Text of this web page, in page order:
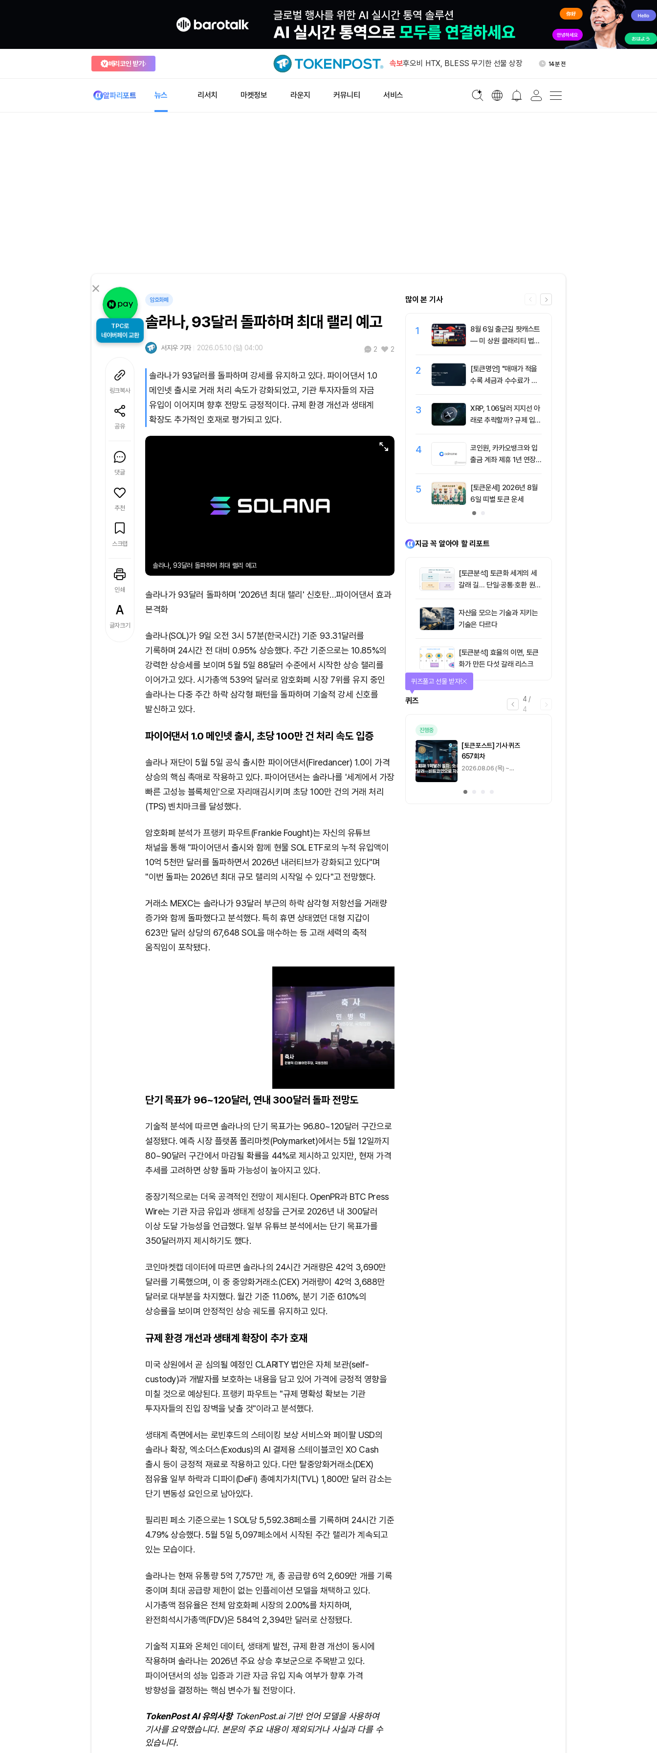
베리코인 받기 속보
한국 개인투자자, 미국 고배율 ETF로 이
48분 전
후오비 HTX, BLESS 무기한 선물 상장 14분 전
알파리포트 뉴스 리서치 마켓정보 라운지 커뮤니티 서비스
TPC로
네이버페이 교환
링크복사
공유
댓글
추천
스크랩
인쇄
글자크기
암호화폐
솔라나, 93달러 돌파하며 최대 랠리 예고
서지우 기자 2026.05.10 (일) 04:00 2 2
솔라나가 93달러를 돌파하며 강세를 유지하고 있다. 파이어댄서 1.0
메인넷 출시로 거래 처리 속도가 강화되었고, 기관 투자자들의 자금
유입이 이어지며 향후 전망도 긍정적이다. 규제 환경 개선과 생태계
확장도 추가적인 호재로 평가되고 있다.
솔라나, 93달러 돌파하며 최대 랠리 예고
솔라나가 93달러 돌파하며 '2026년 최대 랠리' 신호탄…파이어댄서 효과
본격화
솔라나(SOL)가 9일 오전 3시 57분(한국시간) 기준 93.31달러를
기록하며 24시간 전 대비 0.95% 상승했다. 주간 기준으로는 10.85%의
강력한 상승세를 보이며 5월 5일 88달러 수준에서 시작한 상승 랠리를
이어가고 있다. 시가총액 539억 달러로 암호화폐 시장 7위를 유지 중인
솔라나는 다중 주간 하락 삼각형 패턴을 돌파하며 기술적 강세 신호를
발신하고 있다.
파이어댄서 1.0 메인넷 출시, 초당 100만 건 처리 속도 입증
솔라나 재단이 5월 5일 공식 출시한 파이어댄서(Firedancer) 1.0이 가격
상승의 핵심 촉매로 작용하고 있다. 파이어댄서는 솔라나를 '세계에서 가장
빠른 고성능 블록체인'으로 자리매김시키며 초당 100만 건의 거래 처리
(TPS) 벤치마크를 달성했다.
암호화폐 분석가 프랭키 파우트(Frankie Fought)는 자신의 유튜브
채널을 통해 "파이어댄서 출시와 함께 현물 SOL ETF로의 누적 유입액이
10억 5천만 달러를 돌파하면서 2026년 내러티브가 강화되고 있다"며
"이번 돌파는 2026년 최대 규모 랠리의 시작일 수 있다"고 전망했다.
거래소 MEXC는 솔라나가 93달러 부근의 하락 삼각형 저항선을 거래량
증가와 함께 돌파했다고 분석했다. 특히 휴면 상태였던 대형 지갑이
623만 달러 상당의 67,648 SOL을 매수하는 등 고래 세력의 축적
움직임이 포착됐다.
M
u
t
단기 목표가 96~120달러, 연내 300달러 돌파 전망도
기술적 분석에 따르면 솔라나의 단기 목표가는 96.80~120달러 구간으로
설정됐다. 예측 시장 플랫폼 폴리마켓(Polymarket)에서는 5월 12일까지
80~90달러 구간에서 마감될 확률을 44%로 제시하고 있지만, 현재 가격
추세를 고려하면 상향 돌파 가능성이 높아지고 있다.
중장기적으로는 더욱 공격적인 전망이 제시된다. OpenPR과 BTC Press
Wire는 기관 자금 유입과 생태계 성장을 근거로 2026년 내 300달러
이상 도달 가능성을 언급했다. 일부 유튜브 분석에서는 단기 목표가를
350달러까지 제시하기도 했다.
코인마켓캡 데이터에 따르면 솔라나의 24시간 거래량은 42억 3,690만
달러를 기록했으며, 이 중 중앙화거래소(CEX) 거래량이 42억 3,688만
달러로 대부분을 차지했다. 월간 기준 11.06%, 분기 기준 6.10%의
상승률을 보이며 안정적인 상승 궤도를 유지하고 있다.
규제 환경 개선과 생태계 확장이 추가 호재
미국 상원에서 곧 심의될 예정인 CLARITY 법안은 자체 보관(self-
custody)과 개발자를 보호하는 내용을 담고 있어 가격에 긍정적 영향을
미칠 것으로 예상된다. 프랭키 파우트는 "규제 명확성 확보는 기관
투자자들의 진입 장벽을 낮출 것"이라고 분석했다.
생태계 측면에서는 로빈후드의 스테이킹 보상 서비스와 페이팔 USD의
솔라나 확장, 엑소더스(Exodus)의 AI 결제용 스테이블코인 XO Cash
출시 등이 긍정적 재료로 작용하고 있다. 다만 탈중앙화거래소(DEX)
점유율 일부 하락과 디파이(DeFi) 총예치가치(TVL) 1,800만 달러 감소는
단기 변동성 요인으로 남아있다.
필리핀 페소 기준으로는 1 SOL당 5,592.38페소를 기록하며 24시간 기준
4.79% 상승했다. 5월 5일 5,097페소에서 시작된 주간 랠리가 계속되고
있는 모습이다.
솔라나는 현재 유통량 5억 7,757만 개, 총 공급량 6억 2,609만 개를 기록
중이며 최대 공급량 제한이 없는 인플레이션 모델을 채택하고 있다.
시가총액 점유율은 전체 암호화폐 시장의 2.00%를 차지하며,
완전희석시가총액(FDV)은 584억 2,394만 달러로 산정됐다.
기술적 지표와 온체인 데이터, 생태계 발전, 규제 환경 개선이 동시에
작용하며 솔라나는 2026년 주요 상승 후보군으로 주목받고 있다.
파이어댄서의 성능 입증과 기관 자금 유입 지속 여부가 향후 가격
방향성을 결정하는 핵심 변수가 될 전망이다.
TokenPost AI 유의사항TokenPost.ai 기반 언어 모델을 사용하여
기사를 요약했습니다. 본문의 주요 내용이 제외되거나 사실과 다를 수
있습니다.
많이 본 기사
1
8월 6일 출근길 팟캐스트
— 미 상원 클래리티 법안
리움 반등 속 숏 청산 2.3
5억달러
2
[토큰명언] "매매가 적을
수록 세금과 수수료가 적
3
XRP, 1.06달러 지지선 아
래로 추락할까? 규제 입법
4
코인원, 카카오뱅크와 입
출금 계좌 제휴 1년 연장
5
[토큰운세] 2026년 8월
6일 띠별 토큰 운세
지금 꼭 알아야 할 리포트
[토큰분석] 토큰화 세계의 세
갈래 길… 단일·공통·호환 원장
명
자산을 모으는 기술과 지키는
기술은 다르다
[토큰분석] 효율의 이면, 토큰
화가 만든 다섯 갈래 리스크
4 /
4
퀴즈
퀴즈풀고 선물 받자!
진행중
[토큰포스트] 기사 퀴즈
657회차
2026.08.06 (목) ~